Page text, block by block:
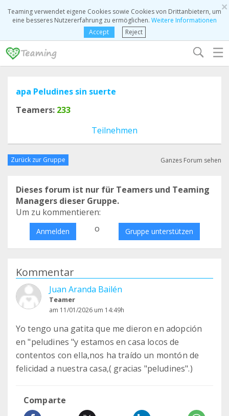
×
Teaming verwendet eigene Cookies sowie Cookies von Drittanbietern, um
eine besseres Nutzererfahrung zu ermöglichen. Weitere Informationen
Accept
Reject
☰
apa Peludines sin suerte
Teamers: 233
Teilnehmen
Zurück zur Gruppe Ganzes Forum sehen
Dieses forum ist nur für Teamers und Teaming
Managers dieser Gruppe.
Um zu kommentieren:
Anmelden o Gruppe unterstützen
Kommentar
Juan Aranda Bailén
Teamer
am 11/01/2026 um 14:49h
Yo tengo una gatita que me dieron en adopción
en "peludines "y estamos en casa locos de
contentos con ella,nos ha traído un montón de
felicidad a nuestra casa,( gracias "peludines".)
Comparte